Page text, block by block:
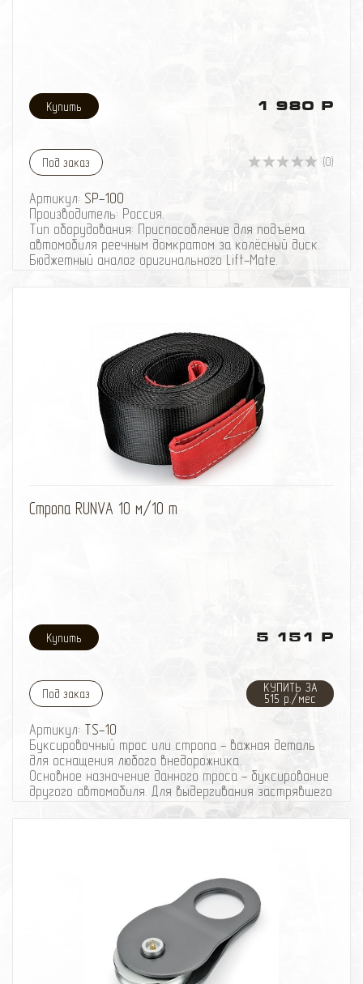
1 980 Р
Под заказ (0)
Артикул: SP-100
Производитель: Россия.
Тип оборудования: Приспособление для подъёма
автомобиля реечным домкратом за колёсный диск.
Бюджетный аналог оригинального Lift-Mate.
автомобиля реечным домкратом за колёсный диск.
предназначены для подъёма хай-джеком. Кроме того,
устройство исключительно полезно для того,
чтобы подкладывать сенд-траки или подобные
подручные материалы непосредственно под
буксующее колесо на бездорожье. В данном случае
для подъёма колеса не требуется выбирать весь
вертикальный ход подвески, что делает работу
намного безопаснее и легче.
Стропа RUNVA 10 м/10 т
5 151 Р
Под заказ
КУПИТЬ ЗА
515 р./мес
Артикул: TS-10
Буксировочный трос или стропа - важная деталь
для оснащения любого внедорожника.
Основное назначение данного троса - буксирование
другого автомобиля. Для выдергивания застрявшего
на бездорожье авто эту стропу применять нельзя,
т.к. она не обладает достаточным динамическим
показатели очень важны для безопасности
движения, поэтому при выборе буксирной стропы
нужно обязательно учитывать вес автомобиля.
Длина данной стропы 10 метров, а разрушающая
нагрузка - 10 тонн.
Ширина - 10 см